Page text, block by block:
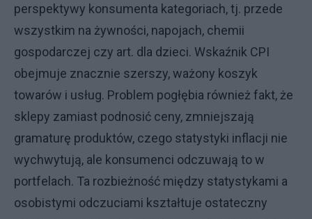
perspektywy konsumenta kategoriach, tj. przede
wszystkim na żywności, napojach, chemii
gospodarczej czy art. dla dzieci. Wskaźnik CPI
obejmuje znacznie szerszy, ważony koszyk
towarów i usług. Problem pogłębia również fakt, że
sklepy zamiast podnosić ceny, zmniejszają
gramaturę produktów, czego statystyki inflacji nie
wychwytują, ale konsumenci odczuwają to w
portfelach. Ta rozbieżność między statystykami a
osobistymi odczuciami kształtuje ostateczny